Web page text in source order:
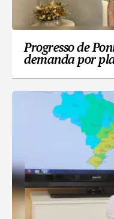
Progresso de
demanda por